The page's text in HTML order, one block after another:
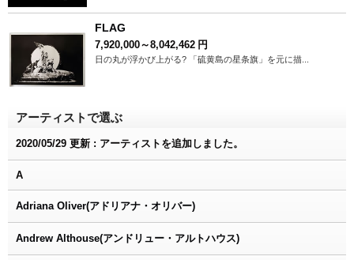
FLAG
7,920,000～8,042,462 円
日の丸が浮かび上がる? 「硫黄島の星条旗」を元に描...
アーティストで選ぶ
2020/05/29 更新 : アーティストを追加しました。
A
Adriana Oliver(アドリアナ・オリバー)
Andrew Althouse(アンドリュー・アルトハウス)